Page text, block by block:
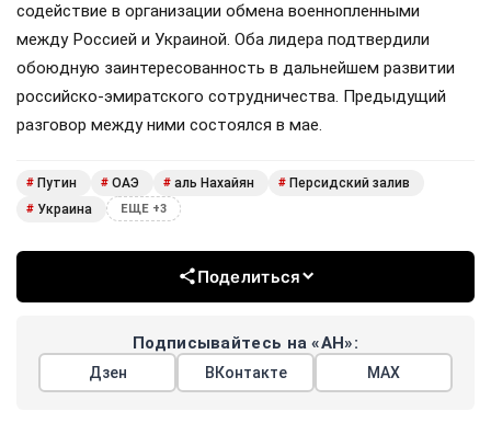
содействие в организации обмена военнопленными
между Россией и Украиной. Оба лидера подтвердили
обоюдную заинтересованность в дальнейшем развитии
российско-эмиратского сотрудничества. Предыдущий
разговор между ними состоялся в мае.
# Путин # ОАЭ # аль Нахайян # Персидский залив
# Украина ЕЩЕ +3
Поделиться
Подписывайтесь на «АН»:
Дзен ВКонтакте МАХ